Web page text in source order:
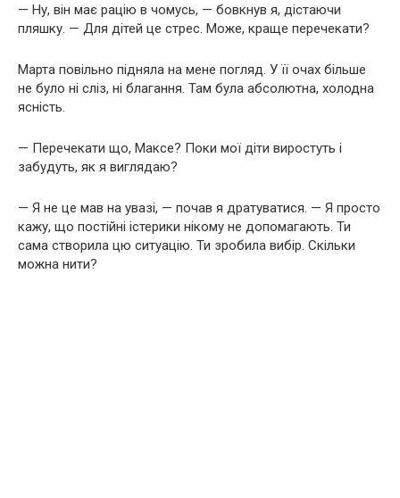
— Ну, він має рацію в чомусь, — бовкнув я, дістаючи
пляшку. — Для дітей це стрес. Може, краще перечекати?
Марта повільно підняла на мене погляд. У її очах більше
не було ні сліз, ні благання. Там була абсолютна, холодна
ясність.
— Перечекати що, Максе? Поки мої діти виростуть і
забудуть, як я виглядаю?
— Я не це мав на увазі, — почав я дратуватися. — Я просто
кажу, що постійні істерики нікому не допомагають. Ти
сама створила цю ситуацію. Ти зробила вибір. Скільки
можна нити?